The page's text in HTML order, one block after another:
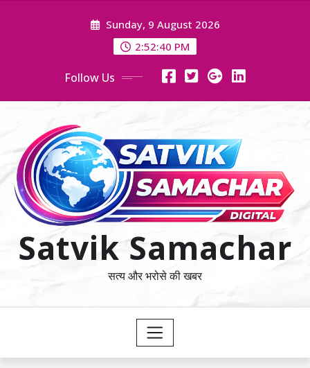
Sunday, 9 August 2026
2:52:41 PM
Follow Us
Satvik Samachar
सत्य और भरोसे की खबर